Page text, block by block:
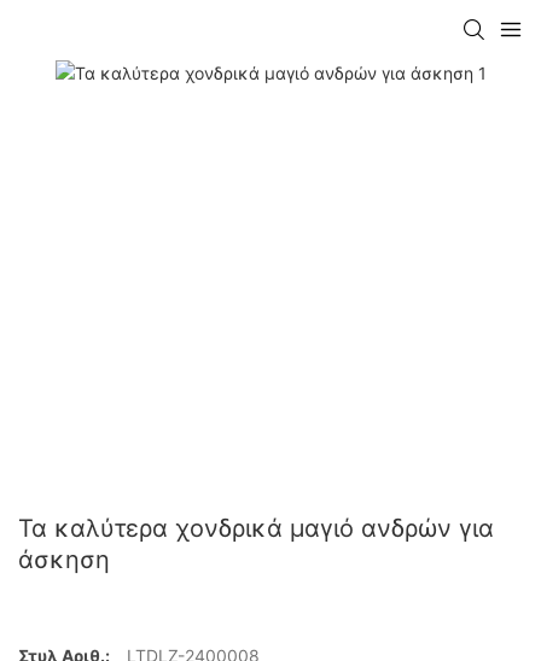
Τα καλύτερα χονδρικά μαγιό ανδρών για
άσκηση
Στυλ Αριθ.:
LTDLZ-2400008